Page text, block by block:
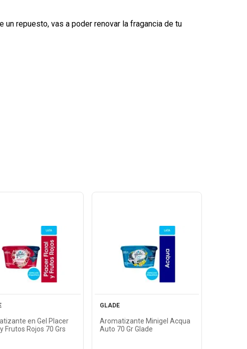
repuesto, vas a poder renovar la fragancia de tu
Ver
Producto
en Gel Placer
Frutos Rojos 70 Grs
Ver
Producto
GLADE
Aromatizante Minigel Acqua
Auto 70 Gr Glade